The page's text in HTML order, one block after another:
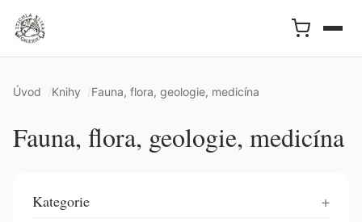
Úvod Knihy Fauna, flora, geologie, medicína
Fauna, flora, geologie, medicína
Kategorie